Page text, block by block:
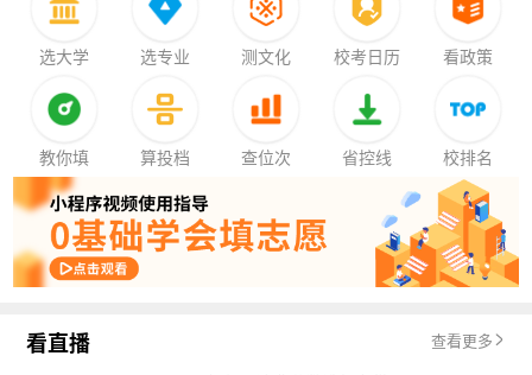
选大学 选专业 测文化 校考日历 看政策
教你填 算投档 查位次 省控线 校排名
看直播 查看更多